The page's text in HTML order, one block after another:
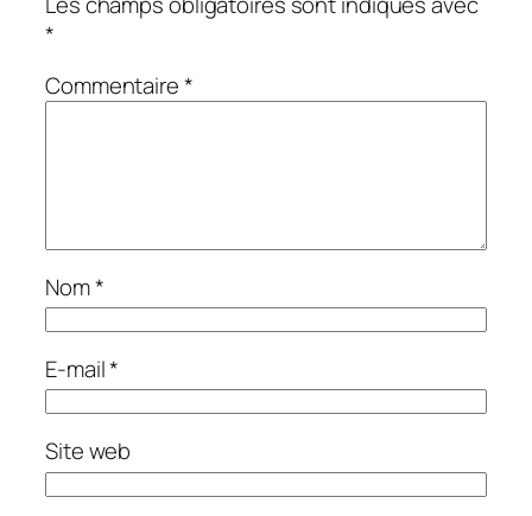
*
Commentaire*
Nom*
E-mail*
Site web